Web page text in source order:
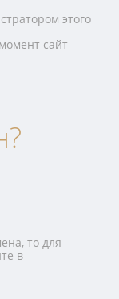
этого
сайт
то для
в